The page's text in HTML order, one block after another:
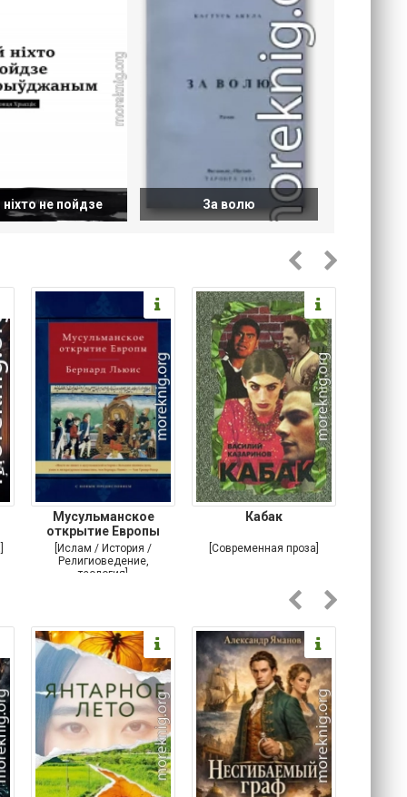
ніхто не пойдзе За волю
Мусульманское
открытие Европы
[Ислам / История /
Религиоведение,
теология]
Кабак
[Современная проза]